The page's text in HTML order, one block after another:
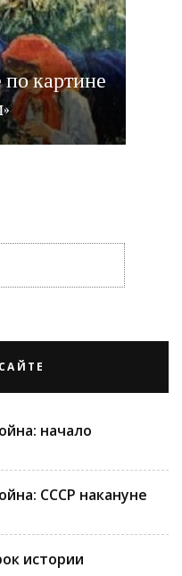
картине
начало
СССР накануне
истории